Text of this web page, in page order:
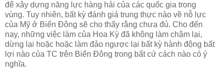
để xây dựng năng lực hàng hải của các quốc gia trong
vùng. Tuy nhiên, bất kỳ đánh giá trung thực nào về nỗ lực
của Mỹ ở Biển Đông sẽ cho thấy rằng chưa đủ. Cho đến
nay, những việc làm của Hoa Kỳ đã không làm chậm lại,
dừng lại hoặc hoặc làm đảo ngược lại bất kỳ hành động bất
lợi nào của TC trên Biển Đông trong bất cứ cách nào có ý
nghĩa.